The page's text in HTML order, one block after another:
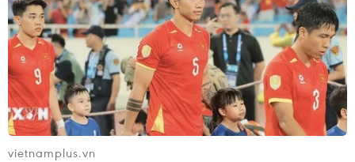
vietnamplus.vn